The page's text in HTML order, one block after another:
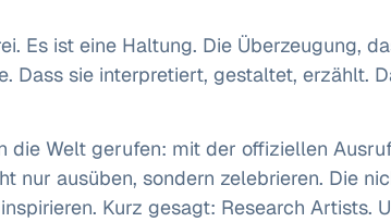
Es ist eine Haltung. Die Überzeugung,
Dass sie interpretiert, gestaltet, erzählt.
Welt gerufen: mit der offiziellen
nur ausüben, sondern zelebrieren. Die
Kurz gesagt: Research Artists.